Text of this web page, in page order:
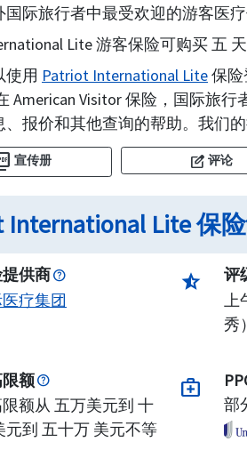
际旅行者中最受欢迎的游客医疗
Lite 游客保险可购买 五
使用 Patriot International Lite保
American Visitor 保险，国际旅行
、报价和其他查询的帮助。我们
宣传册 edit_square 评论
International Lite 保
供商
疗集团
star_half
评
上
秀）
额
额从 五万美元到 十
元到 五十万 美元不等
medical_services
部